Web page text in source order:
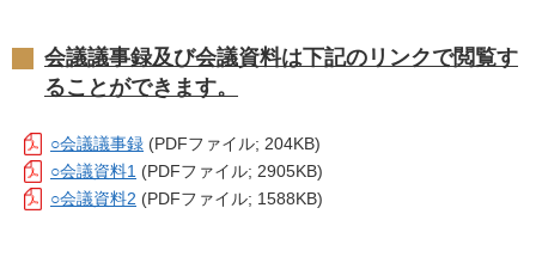
会議議事録及び会議資料は下記のリンクで閲覧す
ることができます。
○会議議事録 (PDFファイル; 204KB)
○会議資料1 (PDFファイル; 2905KB)
○会議資料2 (PDFファイル; 1588KB)